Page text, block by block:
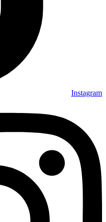
Instagram